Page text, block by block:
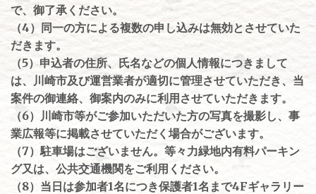
で、御了承ください。
（4）同一の方による複数の申し込みは無効とさせていた
だきます。
（5）申込者の住所、氏名などの個人情報につきまして
は、川崎市及び運営業者が適切に管理させていただき、当
案件の御連絡、御案内のみに利用させていただきます。
（6）川崎市等がご参加いただいた方の写真を撮影し、事
業広報等に掲載させていただく場合がございます。
（7）駐車場はございません。等々力緑地内有料パーキン
グ又は、公共交通機関をご利用ください。
（8）当日は参加者1名につき保護者1名まで4Fギャラリー